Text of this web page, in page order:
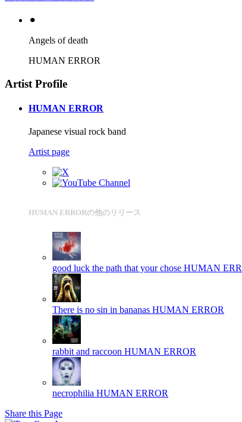
⚫︎
Angels of death
HUMAN ERROR
Artist Profile
HUMAN ERROR
Japanese visual rock band
Artist page
HUMAN ERRORの他のリリース
good luck the path that your chose HUMAN
There is no sin in bananas HUMAN ERROR
rabbit and raccoon HUMAN ERROR
necrophilia HUMAN ERROR
Share this Page